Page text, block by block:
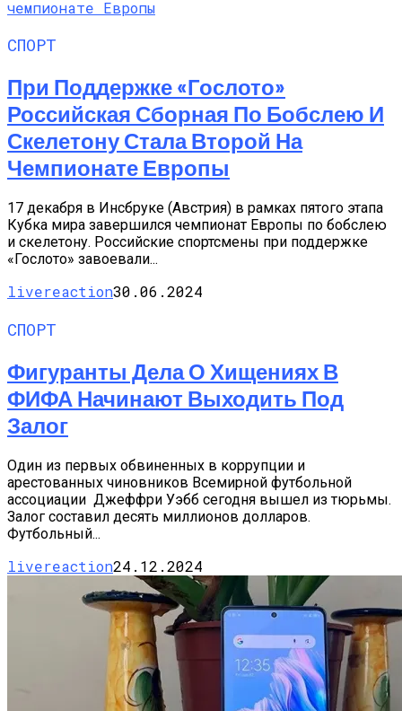
СПОРТ
При Поддержке «Гослото»
Российская Сборная По Бобслею И
Скелетону Стала Второй На
Чемпионате Европы
17 декабря в Инсбруке (Австрия) в рамках пятого этапа
Кубка мира завершился чемпионат Европы по бобслею
и скелетону. Российские спортсмены при поддержке
«Гослото» завоевали...
livereaction30.06.2024
СПОРТ
Фигуранты Дела О Хищениях В
ФИФА Начинают Выходить Под
Залог
Один из первых обвиненных в коррупции и
арестованных чиновников Всемирной футбольной
ассоциации Джеффри Уэбб сегодня вышел из тюрьмы.
Залог составил десять миллионов долларов.
Футбольный...
livereaction24.12.2024